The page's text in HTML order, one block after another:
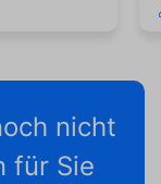
nicht
für Sie